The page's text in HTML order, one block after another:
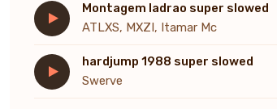
Montagem ladrao super slowed
ATLXS, MXZI, Itamar Mc
hardjump 1988 super slowed
Swerve